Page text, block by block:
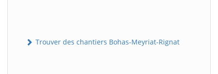
Trouver des chantiers Bohas-Meyriat-Rignat